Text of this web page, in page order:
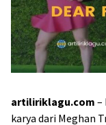
artiliriklagu.com –
karya dari Meghan